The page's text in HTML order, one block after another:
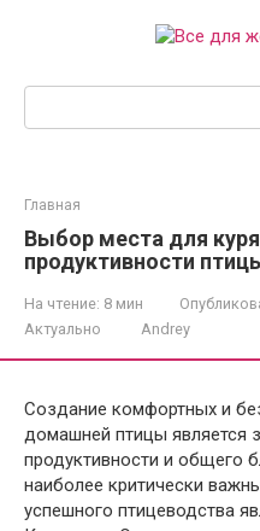
Главная
Выбор места для
продуктивности
На чтение: 8 мин
Актуально
Andrey
Создание комфортных и
домашней птицы является
продуктивности и общего
наиболее критически
успешного птицеводства